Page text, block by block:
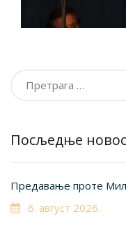
Посљедње
Предавање проте
6. август 2026.